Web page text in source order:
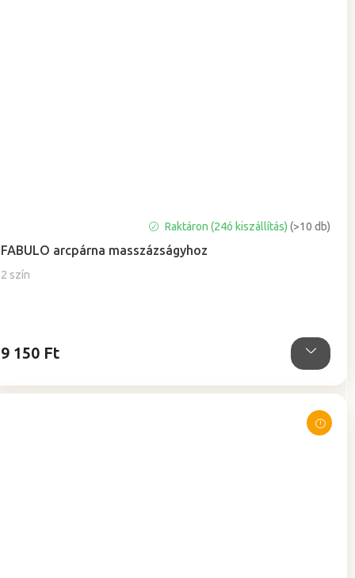
FABULO arcpárna masszázságyhoz
2 szín
átlagos
értékelése
Raktáron (24ó kiszállítás)(>10 db)
9 150 Ft